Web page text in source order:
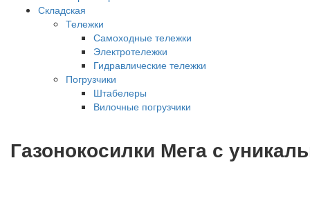
Складская
Тележки
Самоходные тележки
Электротележки
Гидравлические тележки
Погрузчики
Штабелеры
Вилочные погрузчики
Газонокосилки Мега с